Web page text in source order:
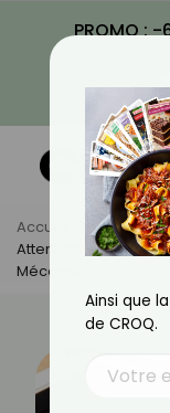
PROMO :
Accueil Actus
Attention !
Méconnu
Ainsi que
de CROQ.